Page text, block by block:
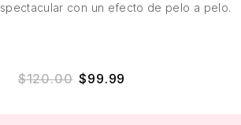
con un efecto de pelo a pelo.
$120.00 El precio original era:
$99.99